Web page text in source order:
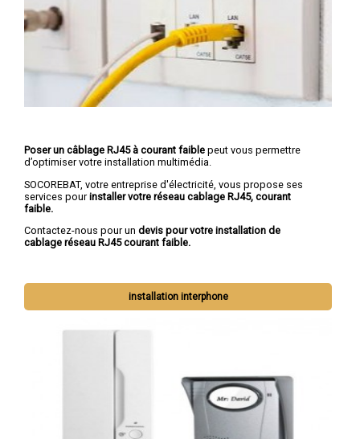
Poser un câblage RJ45 à courant faible peut vous permettre
d’optimiser votre installation multimédia.
SOCOREBAT, votre entreprise d'électricité, vous propose ses
services pourinstaller votre réseau cablage RJ45, courant
faible.
Contactez-nous pour un devis pour votre installation de
cablage réseau RJ45 courant faible.
installation interphone